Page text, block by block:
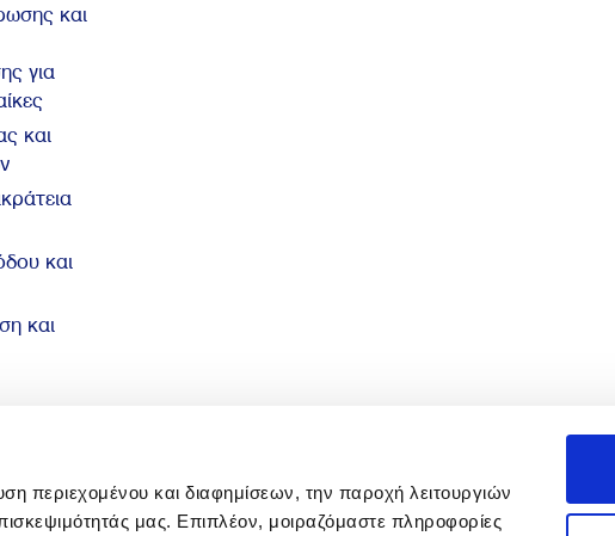
περιεχομένου και διαφημίσεων, την παροχή λειτουργιών
μας. Επιπλέον, μοιραζόμαστε πληροφορίες
και
για
και
και
και
για